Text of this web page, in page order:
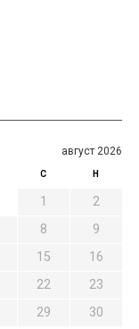
август 2026
С Н
1
2
8
9
15
16
22
23
29 30